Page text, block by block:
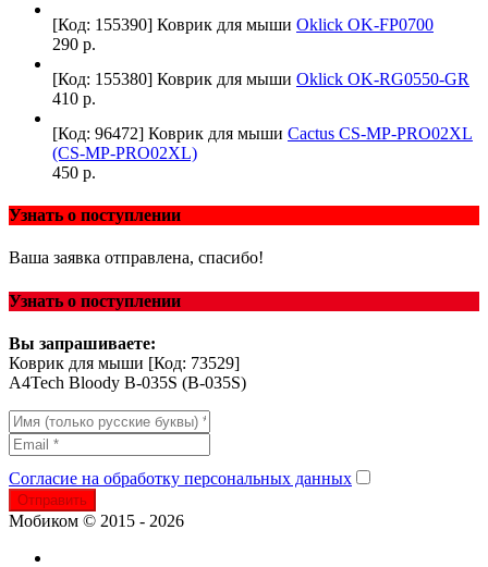
[Код: 155390] Коврик для мыши Oklick OK-FP0700
290 р.
[Код: 155380] Коврик для мыши Oklick OK-RG0550-GR
410 р.
[Код: 96472] Коврик для мыши Cactus CS-MP-PRO02XL
(CS-MP-PRO02XL)
450 р.
Узнать о поступлении
Ваша заявка отправлена, спасибо!
Узнать о поступлении
Вы запрашиваете:
Коврик для мыши [Код: 73529]
A4Tech Bloody B-035S (B-035S)
Согласие на обработку персональных данных
Отправить
Мобиком © 2015 - 2026